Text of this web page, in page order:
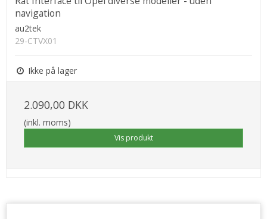
navigation
au2tek
29-CTVX01
Ikke på lager
2.090,00 DKK
(inkl. moms)
Vis produkt